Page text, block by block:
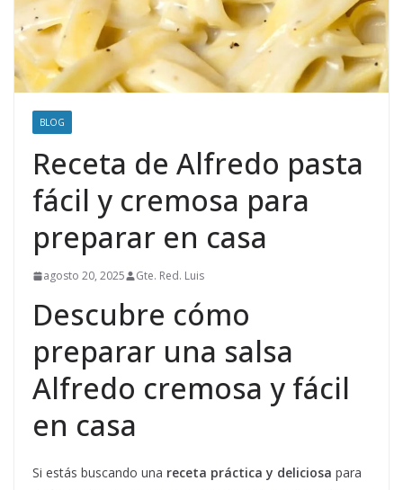
BLOG
Receta de Alfredo pasta
fácil y cremosa para
preparar en casa
agosto 20, 2025 Gte. Red. Luis
Descubre cómo
preparar una salsa
Alfredo cremosa y fácil
en casa
Si estás buscando una receta práctica y deliciosa para